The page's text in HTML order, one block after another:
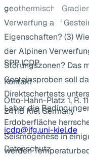
geothermische
Verwerfung auf
Eigenschaften? (3)
der Alpinen
Störungszonen? Das
Gesteinsproben soll
Direktschertests
Labor die
Erdoberfläche
Seismogenese in
werden
SPP ICDP
Kontakt
Otto-Hahn-Platz 1, R.
24118 Kiel Germany
icdp@ifg.uni-kiel.de
Datenschutz